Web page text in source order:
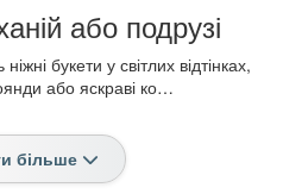
або подрузі
букети у світлих відтінках,
або яскраві ко…
більше